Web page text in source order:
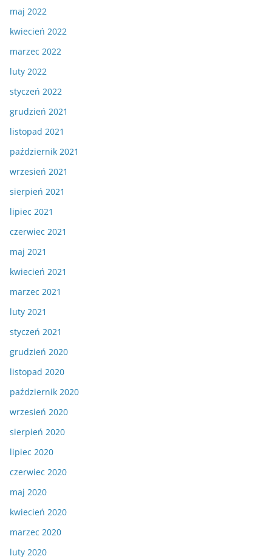
maj 2022
kwiecień 2022
marzec 2022
luty 2022
styczeń 2022
grudzień 2021
listopad 2021
październik 2021
wrzesień 2021
sierpień 2021
lipiec 2021
czerwiec 2021
maj 2021
kwiecień 2021
marzec 2021
luty 2021
styczeń 2021
grudzień 2020
listopad 2020
październik 2020
wrzesień 2020
sierpień 2020
lipiec 2020
czerwiec 2020
maj 2020
kwiecień 2020
marzec 2020
luty 2020